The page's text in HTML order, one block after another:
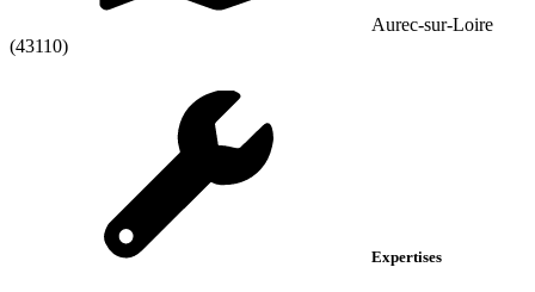
Aurec-sur-Loire
(43110)
Expertises